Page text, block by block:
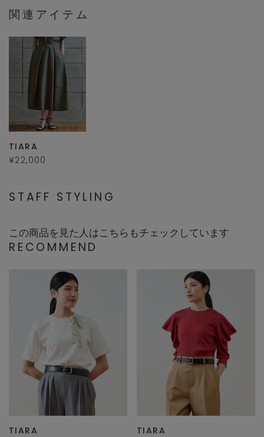
関連アイテム
TIARA
¥22,000
STAFF STYLING
この商品を見た人はこちらもチェックしています
RECOMMEND
TIARA
TIARA